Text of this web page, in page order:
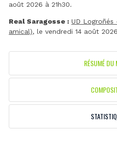
août 2026 à 21h30.
Real Saragosse : UD Logroñés
amical), le vendredi 14 août
RÉSUMÉ DU